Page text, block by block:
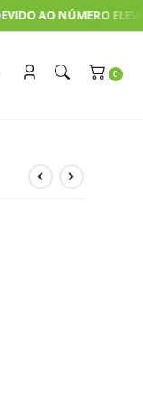
AO NÚMERO